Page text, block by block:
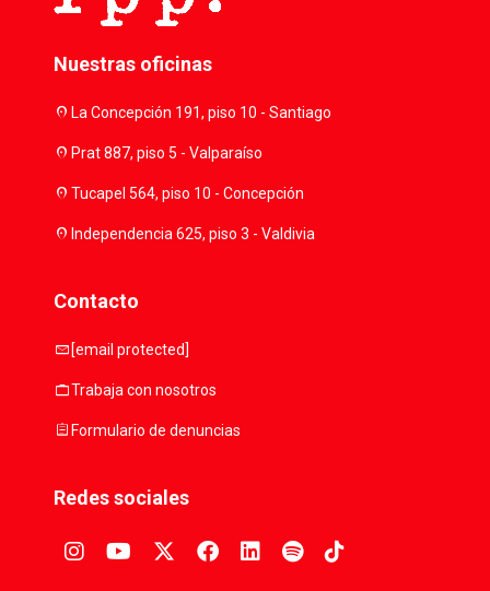
Nuestras oficinas
location_onLa Concepción 191, piso 10 - Santiago
location_onPrat 887, piso 5 - Valparaíso
location_onTucapel 564, piso 10 - Concepción
location_onIndependencia 625, piso 3 - Valdivia
Contacto
mail [email protected]
workTrabaja con nosotros
assignmentFormulario de denuncias
Redes sociales